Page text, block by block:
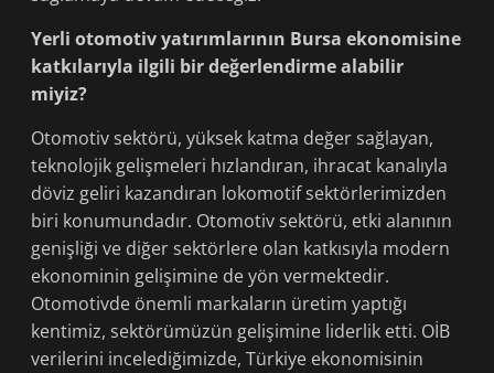
Yerli otomotiv yatırımlarının Bursa ekonomisine
katkılarıyla ilgili bir değerlendirme alabilir
miyiz?
Otomotiv sektörü, yüksek katma değer sağlayan,
teknolojik gelişmeleri hızlandıran, ihracat kanalıyla
döviz geliri kazandıran lokomotif sektörlerimizden
biri konumundadır. Otomotiv sektörü, etki alanının
genişliği ve diğer sektörlere olan katkısıyla modern
ekonominin gelişimine de yön vermektedir.
Otomotivde önemli markaların üretim yaptığı
kentimiz, sektörümüzün gelişimine liderlik etti. OİB
verilerini incelediğimizde, Türkiye ekonomisinin